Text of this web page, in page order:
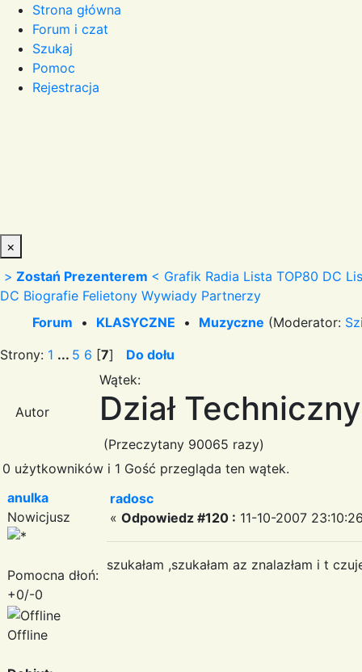
Strona główna
Forum i czat
Szukaj
Pomoc
Rejestracja
×
> Zostań Prezenterem < Grafik Radia Lista TOP80 DC
DC Biografie Felietony Wywiady Partnerzy
Forum • KLASYCZNE • Muzyczne (Moderator:
Strony: 1 ... 5 6 [7] Do dołu
Autor
Wątek:
Dział Techniczny
(Przeczytany 90065 razy)
0 użytkowników i 1 Gość przegląda ten wątek.
anulka
Nowicjusz
Pomocna dłoń:
+0/-0
Offline
radosc
« Odpowiedz #120 : 11-10-2007
szukałam ,szukałam az znalazłam i t